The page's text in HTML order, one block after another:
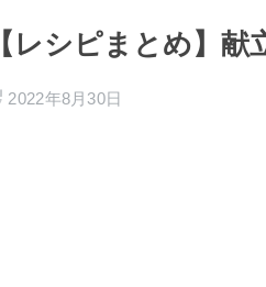
【レシピまとめ】
2022年8月30日